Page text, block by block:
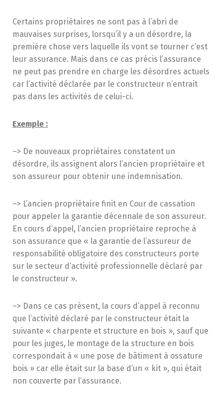
Certains propriétaires ne sont pas à l’abri de
mauvaises surprises, lorsqu’il y a un désordre, la
première chose vers laquelle ils vont se tourner c’est
leur assurance. Mais dans ce cas précis l’assurance
ne peut pas prendre en charge les désordres actuels
car l’activité déclarée par le constructeur n’entrait
pas dans les activités de celui-ci.
Exemple :
–> De nouveaux propriétaires constatent un
désordre, ils assignent alors l’ancien propriétaire et
son assureur pour obtenir une indemnisation.
–> L’ancien propriétaire finit en Cour de cassation
pour appeler la garantie décennale de son assureur.
En cours d’appel, l’ancien propriétaire reproche à
son assurance que « la garantie de l’assureur de
responsabilité obligatoire des constructeurs porte
sur le secteur d’activité professionnelle déclaré par
le constructeur ».
–> Dans ce cas présent, la cours d’appel à reconnu
que l’activité déclaré par le constructeur était la
suivante « charpente et structure en bois », sauf que
pour les juges, le montage de la structure en bois
correspondait à « une pose de bâtiment à ossature
bois » car elle était sur la base d’un « kit », qui était
non couverte par l’assurance.